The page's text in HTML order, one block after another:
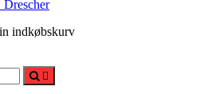
indkøbskurv
